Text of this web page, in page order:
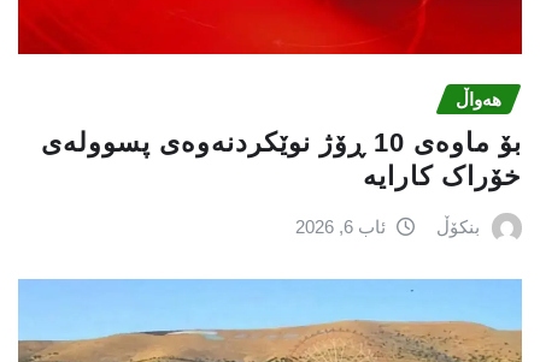
هەواڵ
بۆ ماوەی 10 ڕۆژ نوێکردنەوەی پسوولەی
خۆراک کارایە
بنکۆڵ ئاب 6, 2026